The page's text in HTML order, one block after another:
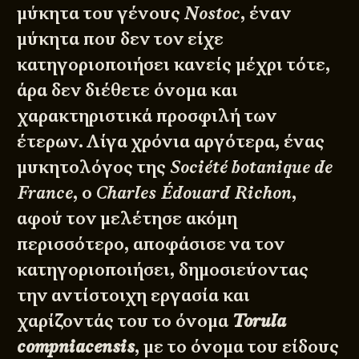
μύκητα του γένουςNostoc, έναν
μύκητα που δεν τον είχε
κατηγοριοποιήσει κανείς μέχρι τότε,
άρα δεν διέθετε όνομα και
χαρακτηριστικά προσφιλή των
έτερων. Λίγα χρόνια αργότερα, ένας
μυκητολόγος τηςSociété botanique de
France, ο Charles Édouard Richon,
αφού τον μελέτησε ακόμη
περισσότερο, αποφάσισε να τον
κατηγοριοποιήσει, δημοσιεύοντας
την αντίστοιχη εργασία και
χαρίζοντάς του το όνομα Torula
compniacensis, με το όνομα του είδους